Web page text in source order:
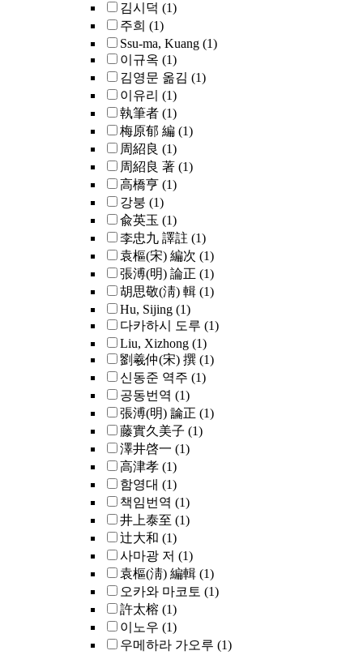
김시덕 (1)
주희 (1)
Ssu-ma, Kuang (1)
이규옥 (1)
김영문 옮김 (1)
이유리 (1)
執筆者 (1)
梅原郁 編 (1)
周紹良 (1)
周紹良 著 (1)
高橋亨 (1)
강붕 (1)
兪英玉 (1)
李忠九 譯註 (1)
袁樞(宋) 編次 (1)
張溥(明) 論正 (1)
胡思敬(淸) 輯 (1)
Hu, Sijing (1)
다카하시 도루 (1)
Liu, Xizhong (1)
劉羲仲(宋) 撰 (1)
신동준 역주 (1)
공동번역 (1)
張溥(明) 論正 (1)
藤實久美子 (1)
澤井啓一 (1)
高津孝 (1)
함영대 (1)
책임번역 (1)
井上泰至 (1)
辻大和 (1)
사마광 저 (1)
袁樞(淸) 編輯 (1)
오카와 마코토 (1)
許太榕 (1)
이노우 (1)
우메하라 가오루 (1)